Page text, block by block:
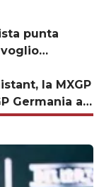
punta
voglio
la MXGP
Germania a